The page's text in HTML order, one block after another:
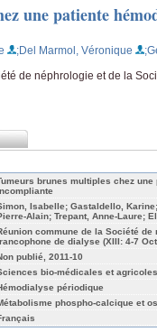
une patiente
;Del Marmol, Véronique
de néphrologie et de la
brunes multiples chez
Isabelle; Gastaldello,
Alain; Trepant, Anne-Laure;
commune de la Société de
de dialyse (XIII: 4-7
publié, 2011-10
bio-médicales et agricoles
périodique
phospho-calcique et os